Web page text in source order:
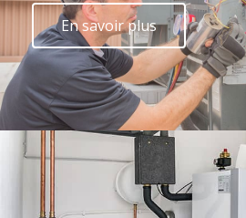
En savoir plus